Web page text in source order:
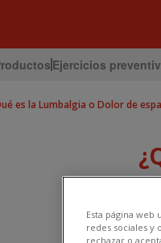
Ejercicios
es la Lumbalgia o Dolor de
El
de
Esta página
redes sociales y
rechazar o